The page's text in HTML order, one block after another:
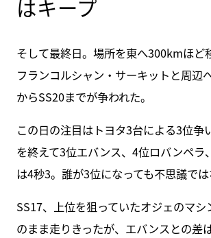
はキープ
そして最終日。場所を東へ300kmほど
フランコルシャン・サーキットと周辺
からSS20までが争われた。
この日の注目はトヨタ3台による3位争
を終えて3位エバンス、4位ロバンペラ
は4秒3。誰が3位になっても不思議では
SS17、上位を狙っていたオジェのマシ
のまま走りきったが、エバンスとの差